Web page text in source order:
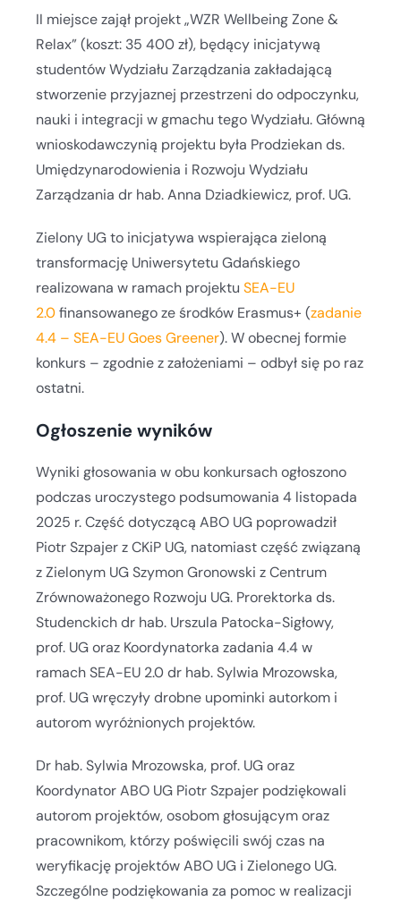
II miejsce zajął projekt „WZR Wellbeing Zone &
Relax” (koszt: 35 400 zł), będący inicjatywą
studentów Wydziału Zarządzania zakładającą
stworzenie przyjaznej przestrzeni do odpoczynku,
nauki i integracji w gmachu tego Wydziału. Główną
wnioskodawczynią projektu była Prodziekan ds.
Umiędzynarodowienia i Rozwoju Wydziału
Zarządzania dr hab. Anna Dziadkiewicz, prof. UG.
Zielony UG to inicjatywa wspierająca zieloną
transformację Uniwersytetu Gdańskiego
realizowana w ramach projektu SEA-EU
2.0finansowanego ze środków Erasmus+ (zadanie
4.4 – SEA-EU Goes Greener). W obecnej formie
konkurs – zgodnie z założeniami – odbył się po raz
ostatni.
Ogłoszenie wyników
Wyniki głosowania w obu konkursach ogłoszono
podczas uroczystego podsumowania 4 listopada
2025 r. Część dotyczącą ABO UG poprowadził
Piotr Szpajer z CKiP UG, natomiast część związaną
z Zielonym UG Szymon Gronowski z Centrum
Zrównoważonego Rozwoju UG. Prorektorka ds.
Studenckich dr hab. Urszula Patocka-Sigłowy,
prof. UG oraz Koordynatorka zadania 4.4 w
ramach SEA-EU 2.0 dr hab. Sylwia Mrozowska,
prof. UG wręczyły drobne upominki autorkom i
autorom wyróżnionych projektów.
Dr hab. Sylwia Mrozowska, prof. UG oraz
Koordynator ABO UG Piotr Szpajer podziękowali
autorom projektów, osobom głosującym oraz
pracownikom, którzy poświęcili swój czas na
weryfikację projektów ABO UG i Zielonego UG.
Szczególne podziękowania za pomoc w realizacji